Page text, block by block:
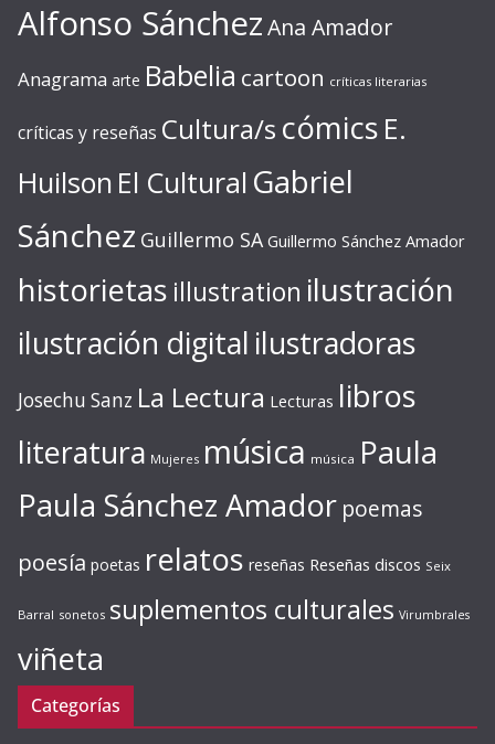
Alfonso SánchezAna Amador
Anagrama arte Babelia cartoon críticas literarias
críticas y reseñas Cultura/s cómics E.
Huilson El Cultural Gabriel
Sánchez Guillermo SA Guillermo Sánchez Amador
historietas illustration ilustración
ilustración digital ilustradoras
Josechu Sanz La Lectura Lecturas libros
literatura Mujeres música música Paula
Paula Sánchez Amador poemas
poesía poetas relatos reseñas Reseñas discos Seix
Barral sonetos suplementos culturales Virumbrales
viñeta
Categorías